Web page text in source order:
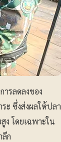
รลดลงของ
ะ ซึ่งส่งผลให้ปลา
ง โดยเฉพาะใน
ก